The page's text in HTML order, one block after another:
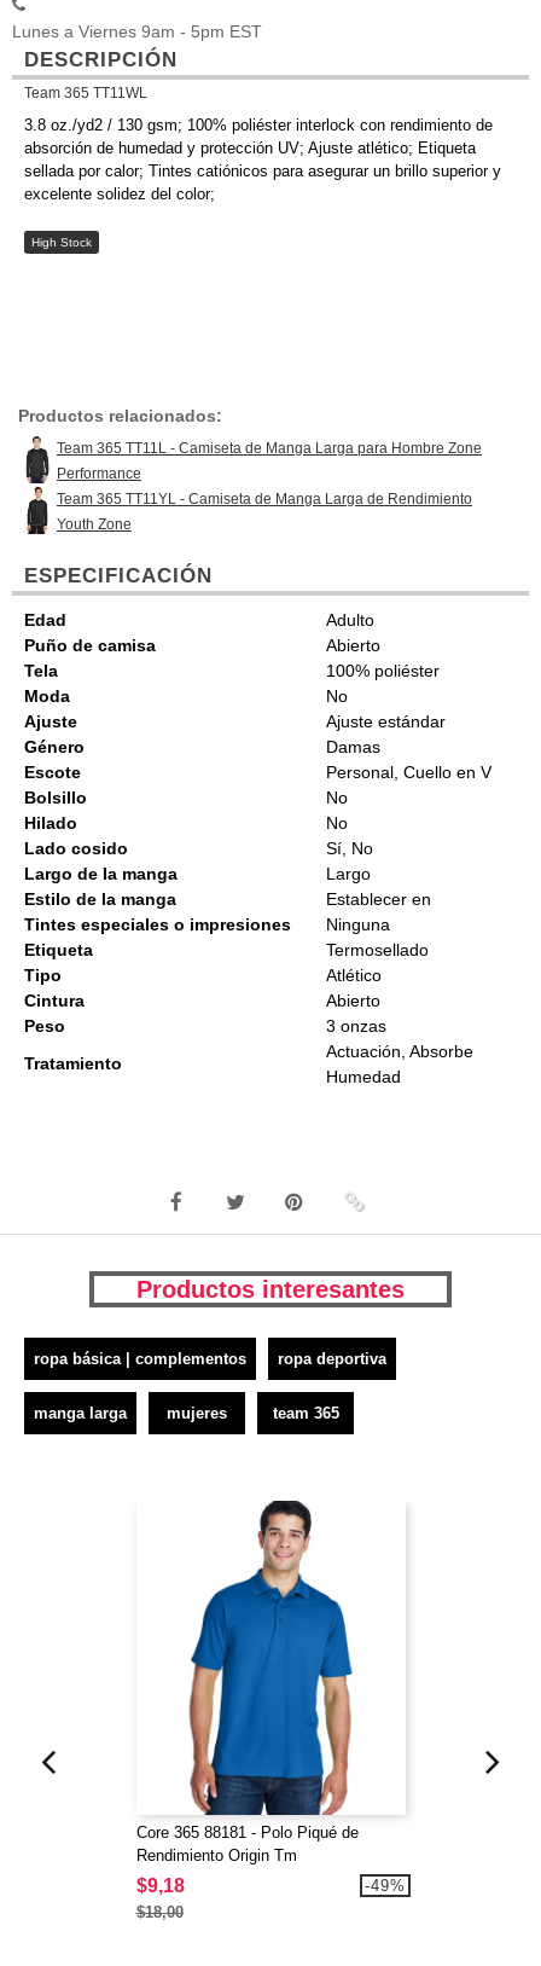
Lunes a Viernes 9am - 5pm EST
DESCRIPCIÓN
Team 365 TT11WL
3.8 oz./yd2 / 130 gsm; 100% poliéster interlock con rendimiento de
absorción de humedad y protección UV; Ajuste atlético; Etiqueta
sellada por calor; Tintes catiónicos para asegurar un brillo superior y
excelente solidez del color;
High Stock
Productos relacionados:
Team 365 TT11L - Camiseta de Manga Larga para Hombre Zone
Performance
Team 365 TT11YL - Camiseta de Manga Larga de Rendimiento
Youth Zone
ESPECIFICACIÓN
Edad
Adulto
Puño de camisa
Abierto
Tela
100% poliéster
Moda
No
Ajuste
Ajuste estándar
Género
Damas
Escote
Personal, Cuello en V
Bolsillo
No
Hilado
No
Lado cosido
Sí, No
Largo de la manga
Largo
Estilo de la manga
Establecer en
Tintes especiales o impresiones
Ninguna
Etiqueta
Termosellado
Tipo
Atlético
Cintura
Abierto
Peso
3 onzas
Tratamiento
Actuación, Absorbe
Humedad
Productos interesantes
ropa básica | complementos ropa deportiva
manga larga mujeres team 365
Core 365 88181 - Polo Piqué de
Rendimiento Origin Tm
$9,18
$18,00
-49%